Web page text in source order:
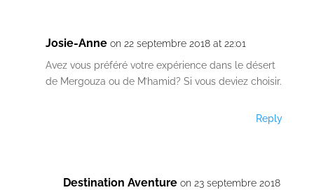
Josie-Anne on 22 septembre 2018 at 22:01
Avez vous préféré votre expérience dans le désert
de Mergouza ou de M’hamid? Si vous deviez choisir.
Reply
Destination Aventure on 23 septembre 2018